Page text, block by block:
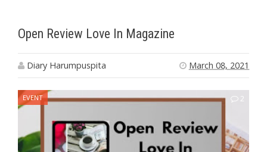
Open Review Love In Magazine
Diary Harumpuspita March 08, 2021
EVENT 2